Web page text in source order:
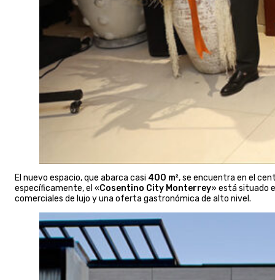
El nuevo espacio, que abarca casi 400 m², se encuentra en el
específicamente, el «Cosentino City Monterrey» está situado
comerciales de lujo y una oferta gastronómica de alto nivel.